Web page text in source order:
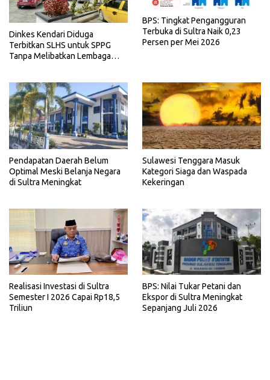
Dinkes Kendari Diduga
Terbitkan SLHS untuk SPPG
Tanpa Melibatkan Lembaga
BPS: Tingkat Pengangguran
Terbuka di Sultra Naik 0,23
Persen per Mei 2026
Pendapatan Daerah Belum
Optimal Meski Belanja Negara
di Sultra Meningkat
Sulawesi Tenggara Masuk
Kategori Siaga dan Waspada
Kekeringan
Realisasi Investasi di Sultra
Semester I 2026 Capai Rp18,5
Triliun
BPS: Nilai Tukar Petani dan
Ekspor di Sultra Meningkat
Sepanjang Juli 2026